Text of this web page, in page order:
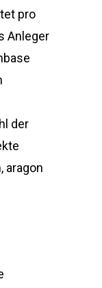
pro
Anleger
der
aragon